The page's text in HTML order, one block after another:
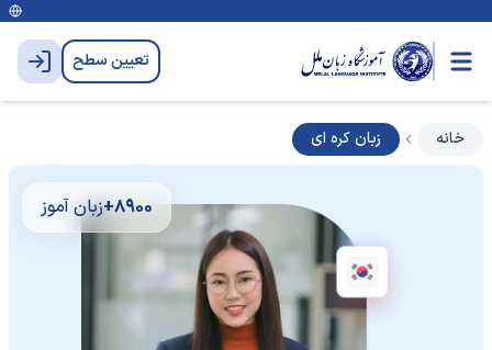
تعیین سطح
خانه زبان کره ای
8900+ زبان آموز